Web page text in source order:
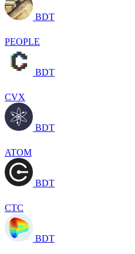
BDT
PEOPLE
BDT
CVX
BDT
ATOM
BDT
CTC
BDT